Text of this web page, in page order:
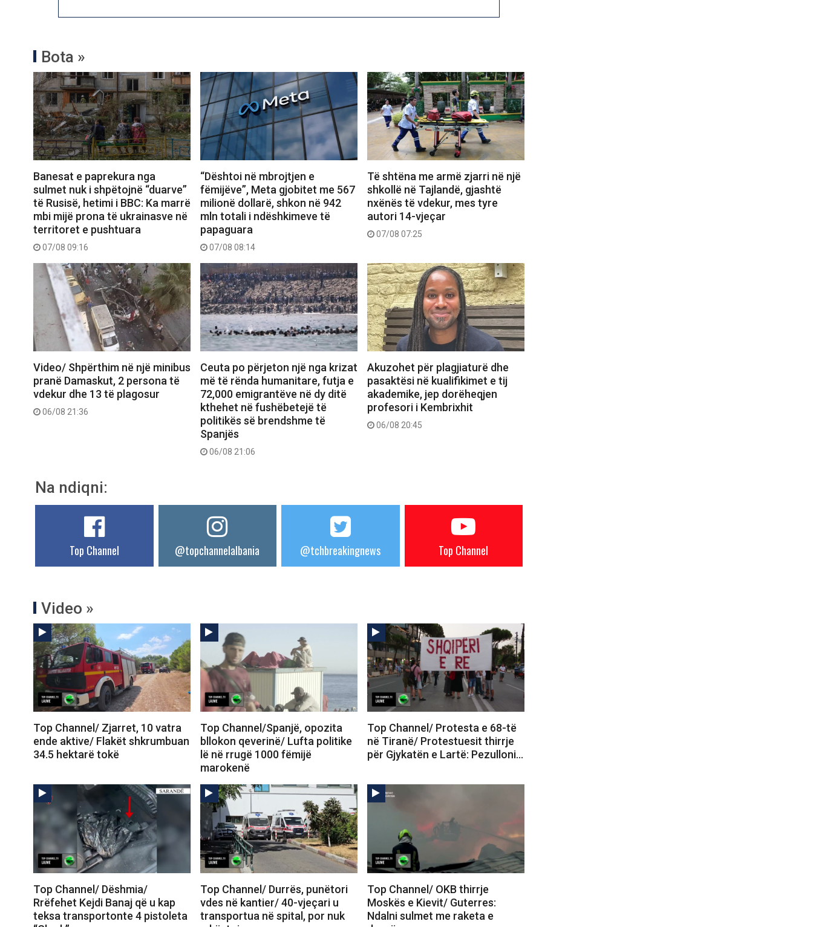
Bota »
Banesat e paprekura nga
sulmet nuk i shpëtojnë “duarve”
të Rusisë, hetimi i BBC: Ka marrë
mbi mijë prona të ukrainasve në
territoret e pushtuara
07/08 09:16
“Dështoi në mbrojtjen e
fëmijëve”, Meta gjobitet me 567
milionë dollarë, shkon në 942
mln totali i ndëshkimeve të
papaguara
07/08 08:14
Të shtëna me armë zjarri në një
shkollë në Tajlandë, gjashtë
nxënës të vdekur, mes tyre
autori 14-vjeçar
07/08 07:25
Video/ Shpërthim në një minibus
pranë Damaskut, 2 persona të
vdekur dhe 13 të plagosur
06/08 21:36
Ceuta po përjeton një nga krizat
më të rënda humanitare, futja e
72,000 emigrantëve në dy ditë
kthehet në fushëbetejë të
politikës së brendshme të
Spanjës
06/08 21:06
Akuzohet për plagjiaturë dhe
pasaktësi në kualifikimet e tij
akademike, jep dorëheqjen
profesori i Kembrixhit
06/08 20:45
Na ndiqni:
Top Channel @topchannelalbania @tchbreakingnews Top Channel
Video »
Top Channel/ Zjarret, 10 vatra
ende aktive/ Flakët shkrumbuan
34.5 hektarë tokë
Top Channel/Spanjë, opozita
bllokon qeverinë/ Lufta politike
lë në rrugë 1000 fëmijë
marokenë
Top Channel/ Protesta e 68-të
në Tiranë/ Protestuesit thirrje
për Gjykatën e Lartë: Pezulloni…
Top Channel/ Dëshmia/
Rrëfehet Kejdi Banaj që u kap
teksa transportonte 4 pistoleta
Top Channel/ Durrës, punëtori
vdes në kantier/ 40-vjeçari u
transportua në spital, por nuk
Top Channel/ OKB thirrje
Moskës e Kievit/ Guterres:
Ndalni sulmet me raketa e